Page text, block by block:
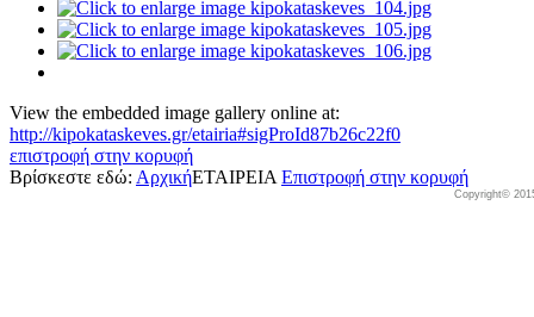
View the embedded image gallery online at:
http://kipokataskeves.gr/etairia#sigProId87b26c22f0
επιστροφή στην κορυφή
Βρίσκεστε εδώ: ΑρχικήΕΤΑΙΡΕΙΑ Επιστροφή στην κορυφή
Copyright©